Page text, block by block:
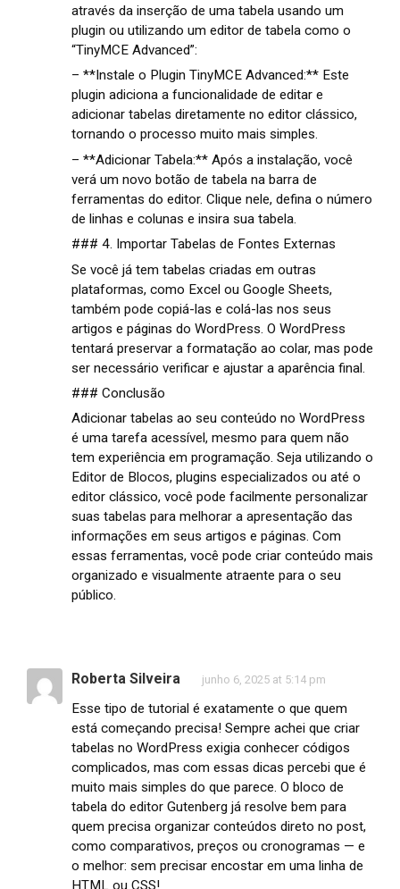
através da inserção de uma tabela usando um
plugin ou utilizando um editor de tabela como o
“TinyMCE Advanced”:
– **Instale o Plugin TinyMCE Advanced:** Este
plugin adiciona a funcionalidade de editar e
adicionar tabelas diretamente no editor clássico,
tornando o processo muito mais simples.
– **Adicionar Tabela:** Após a instalação, você
verá um novo botão de tabela na barra de
ferramentas do editor. Clique nele, defina o número
de linhas e colunas e insira sua tabela.
### 4. Importar Tabelas de Fontes Externas
Se você já tem tabelas criadas em outras
plataformas, como Excel ou Google Sheets,
também pode copiá-las e colá-las nos seus
artigos e páginas do WordPress. O WordPress
tentará preservar a formatação ao colar, mas pode
ser necessário verificar e ajustar a aparência final.
### Conclusão
Adicionar tabelas ao seu conteúdo no WordPress
é uma tarefa acessível, mesmo para quem não
tem experiência em programação. Seja utilizando o
Editor de Blocos, plugins especializados ou até o
editor clássico, você pode facilmente personalizar
suas tabelas para melhorar a apresentação das
informações em seus artigos e páginas. Com
essas ferramentas, você pode criar conteúdo mais
organizado e visualmente atraente para o seu
público.
Roberta Silveira junho 6, 2025 at 5:14 pm
Esse tipo de tutorial é exatamente o que quem
está começando precisa! Sempre achei que criar
tabelas no WordPress exigia conhecer códigos
complicados, mas com essas dicas percebi que é
muito mais simples do que parece. O bloco de
tabela do editor Gutenberg já resolve bem para
quem precisa organizar conteúdos direto no post,
como comparativos, preços ou cronogramas — e
o melhor: sem precisar encostar em uma linha de
HTML ou CSS!